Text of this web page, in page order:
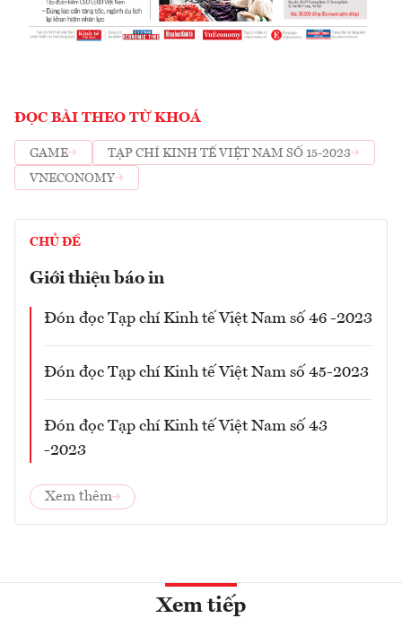
ĐỌC BÀI THEO TỪ KHOÁ
GAME
TẠP CHÍ KINH TẾ VIỆT NAM SỐ 15-2023
VNECONOMY
CHỦ ĐỀ
Giới thiệu báo in
Đón đọc Tạp chí Kinh tế Việt Nam số 46 -2023
Đón đọc Tạp chí Kinh tế Việt Nam số 45-2023
Đón đọc Tạp chí Kinh tế Việt Nam số 43
-2023
Xem thêm
Xem tiếp